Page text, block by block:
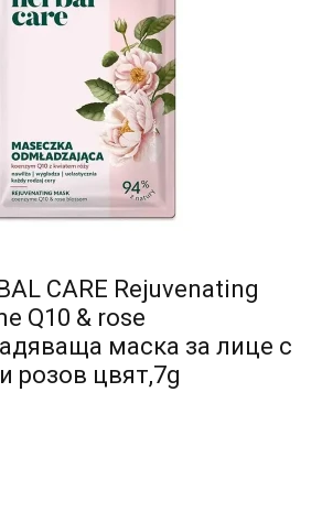
CARE Rejuvenating
Q10 & rose
маска за лице с
розов цвят,7g